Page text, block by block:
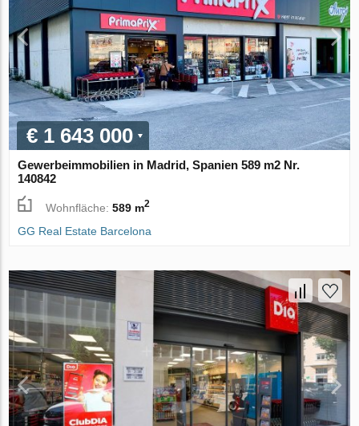
€ 1 643 000
Gewerbeimmobilien in Madrid, Spanien 589 m2 Nr.
140842
Wohnfläche:589 m2
GG Real Estate Barcelona